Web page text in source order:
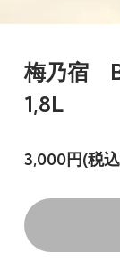
梅乃宿
1,8L
3,000円(税